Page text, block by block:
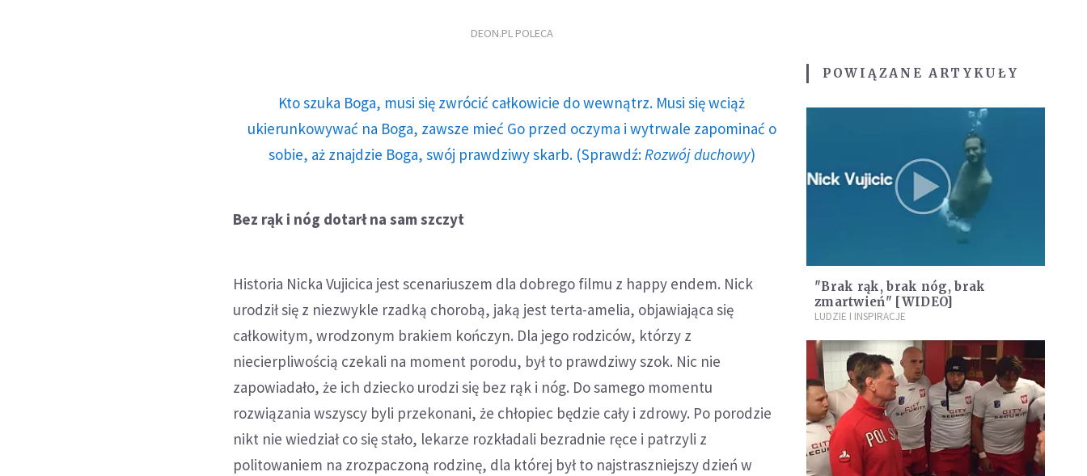
DEON.PL POLECA
Kto szuka Boga, musi się zwrócić całkowicie do wewnątrz. Musi się wciąż
ukierunkowywać na Boga, zawsze mieć Go przed oczyma i wytrwale zapominać o
sobie, aż znajdzie Boga, swój prawdziwy skarb. (Sprawdź: Rozwój duchowy)
Bez rąk i nóg dotarł na sam szczyt
Historia Nicka Vujicica jest scenariuszem dla dobrego filmu z happy endem. Nick
urodził się z niezwykle rzadką chorobą, jaką jest terta-amelia, objawiająca się
całkowitym, wrodzonym brakiem kończyn. Dla jego rodziców, którzy z
niecierpliwością czekali na moment porodu, był to prawdziwy szok. Nic nie
zapowiadało, że ich dziecko urodzi się bez rąk i nóg. Do samego momentu
rozwiązania wszyscy byli przekonani, że chłopiec będzie cały i zdrowy. Po porodzie
nikt nie wiedział co się stało, lekarze rozkładali bezradnie ręce i patrzyli z
politowaniem na zrozpaczoną rodzinę, dla której był to najstraszniejszy dzień w
POWIĄZANE ARTYKUŁY
"Brak rąk, brak nóg, brak
zmartwień" [WIDEO]
LUDZIE I INSPIRACJE